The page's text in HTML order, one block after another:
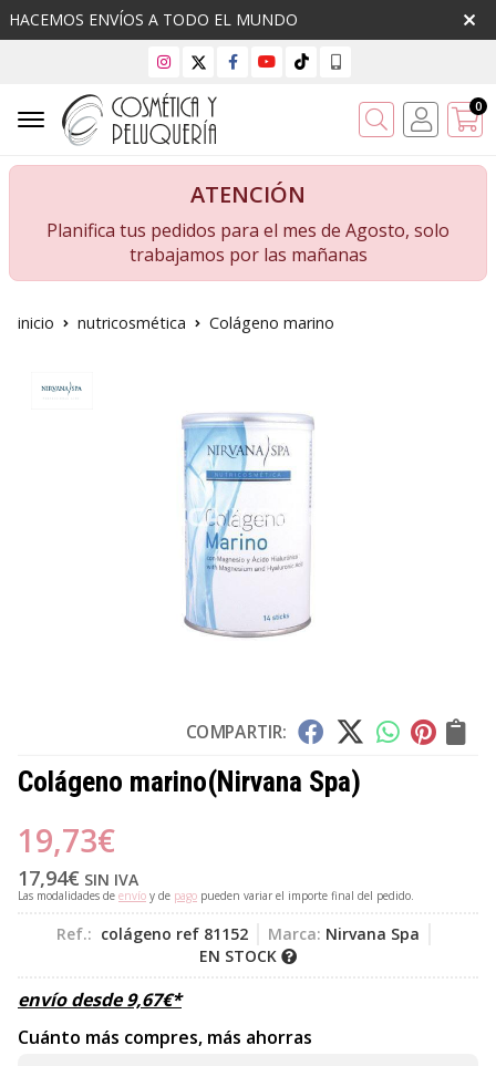
HACEMOS ENVÍOS A TODO EL MUNDO
Buscar 0
ATENCIÓN
Planifica tus pedidos para el mes de Agosto, solo
trabajamos por las mañanas
inicio nutricosmética Colágeno marino
COMPARTIR:
Colágeno marino(Nirvana Spa)
19,73€
17,94€ SIN IVA
Las modalidades de envío y de pago pueden variar el importe final del pedido.
Ref.: colágeno ref 81152 Marca: Nirvana Spa
EN STOCK
envío desde9,67€*
Cuánto más compres, más ahorras